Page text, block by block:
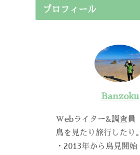
プロフィール
Banzoku
Webライター&調査員
鳥を見たり旅行したり。
・2013年から鳥見開始